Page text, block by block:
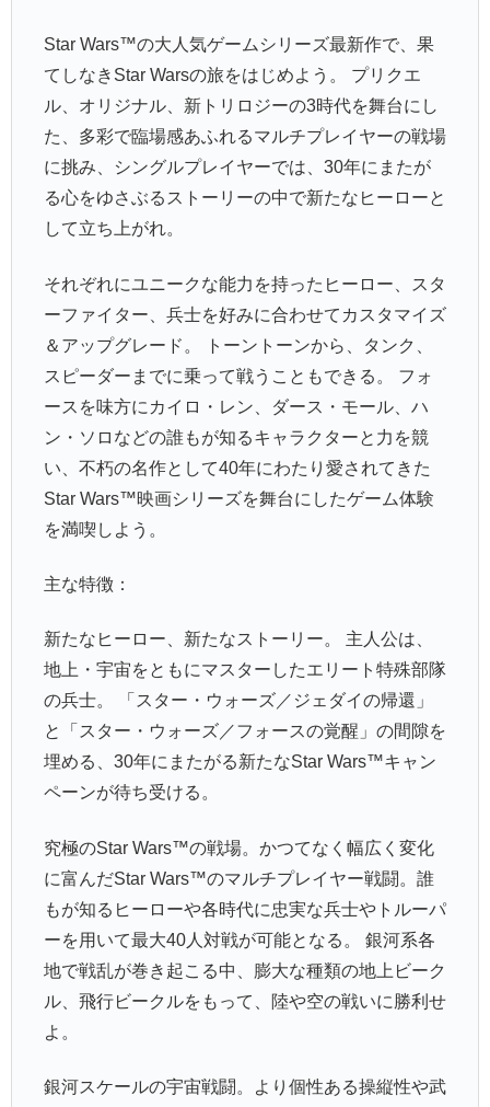
Star Wars™の大人気ゲームシリーズ最新作で、果
てしなきStar Warsの旅をはじめよう。 プリクエ
ル、オリジナル、新トリロジーの3時代を舞台にし
た、多彩で臨場感あふれるマルチプレイヤーの戦場
に挑み、シングルプレイヤーでは、30年にまたが
る心をゆさぶるストーリーの中で新たなヒーローと
して立ち上がれ。
それぞれにユニークな能力を持ったヒーロー、スタ
ーファイター、兵士を好みに合わせてカスタマイズ
＆アップグレード。 トーントーンから、タンク、
スピーダーまでに乗って戦うこともできる。 フォ
ースを味方にカイロ・レン、ダース・モール、ハ
ン・ソロなどの誰もが知るキャラクターと力を競
い、不朽の名作として40年にわたり愛されてきた
Star Wars™映画シリーズを舞台にしたゲーム体験
を満喫しよう。
主な特徴：
新たなヒーロー、新たなストーリー。 主人公は、
地上・宇宙をともにマスターしたエリート特殊部隊
の兵士。 「スター・ウォーズ／ジェダイの帰還」
と「スター・ウォーズ／フォースの覚醒」の間隙を
埋める、30年にまたがる新たなStar Wars™キャン
ペーンが待ち受ける。
究極のStar Wars™の戦場。かつてなく幅広く変化
に富んだStar Wars™のマルチプレイヤー戦闘。誰
もが知るヒーローや各時代に忠実な兵士やトルーパ
ーを用いて最大40人対戦が可能となる。 銀河系各
地で戦乱が巻き起こる中、膨大な種類の地上ビーク
ル、飛行ビークルをもって、陸や空の戦いに勝利せ
よ。
銀河スケールの宇宙戦闘。より個性ある操縦性や武